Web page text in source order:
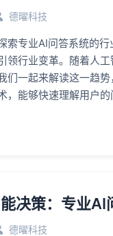
德曜科技
索专业AI问答系统的
领行业变革。随着人
们一起来解读这一趋
，能够快速理解用户
决策：专业AI
德曜科技